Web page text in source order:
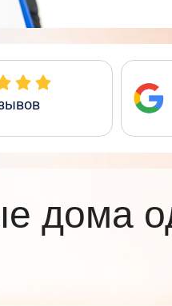
дома